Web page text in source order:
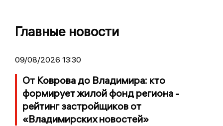
Главные новости
09/08/2026 13:30
От Коврова до Владимира: кто
формирует жилой фонд региона -
рейтинг застройщиков от
«Владимирских новостей»